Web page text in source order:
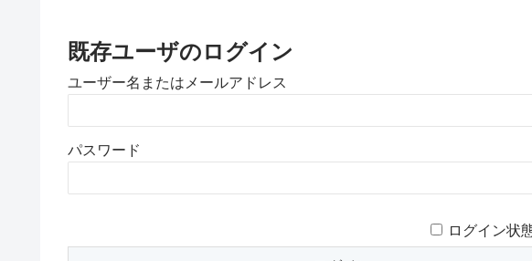
既存ユーザのログイン
ユーザー名またはメールアドレス
パスワード
ログイン状